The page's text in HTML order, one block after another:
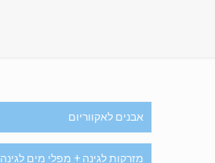
אבנים לאקווריום
מזרקות לגינה + מפלי מים לגינה